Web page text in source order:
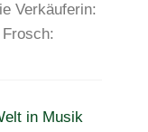
Verkäuferin:
Frosch:
in Musik